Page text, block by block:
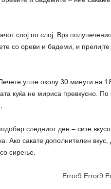
слој по слој. Врз
со ореви и бадеми, и
уште околу 30 минути на
куќа не мириса превкусно.
следниот ден – сите
Ако сакате дополнителен
сирење.
Error9 Error9